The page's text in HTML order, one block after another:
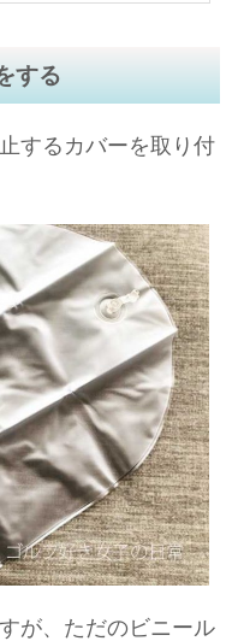
する
するカバーを取り付
が、ただのビニール